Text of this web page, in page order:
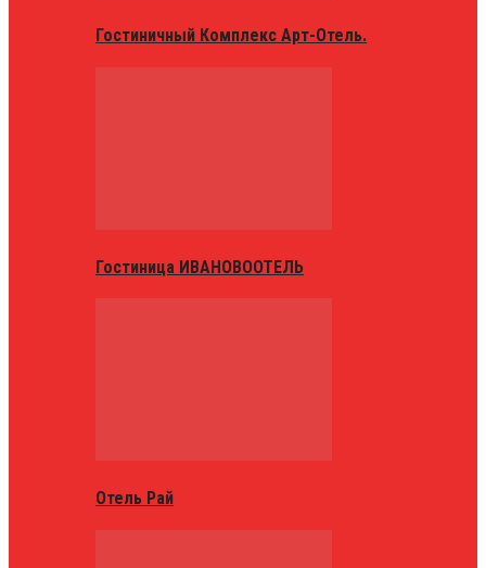
Гостиничный Комплекс Арт-Отель.
Гостиница ИВАНОВООТЕЛЬ
Отель Рай